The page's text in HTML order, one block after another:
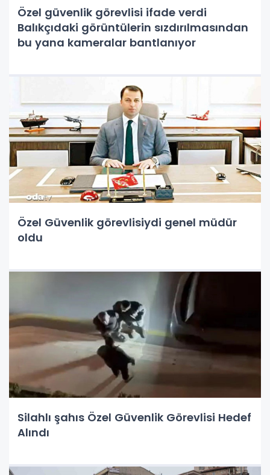
Özel güvenlik görevlisi ifade verdi
Balıkçıdaki görüntülerin sızdırılmasından
bu yana kameralar bantlanıyor
Özel Güvenlik görevlisiydi genel müdür
oldu
Silahlı şahıs Özel Güvenlik Görevlisi Hedef
Alındı